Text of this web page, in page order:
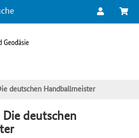
deutschen Handballmeister
deutschen